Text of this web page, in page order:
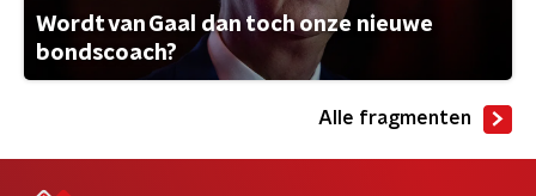
Wordt van Gaal dan toch onze nieuwe
bondscoach?
Alle fragmenten